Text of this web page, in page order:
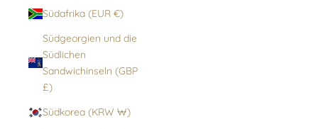
Südafrika (EUR €)
Südgeorgien und die
Südlichen
Sandwichinseln (GBP
£)
Südkorea (KRW ₩)